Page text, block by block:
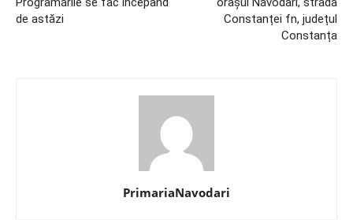
de astăzi
Constanței fn, județul
Constanța
PrimariaNavodari